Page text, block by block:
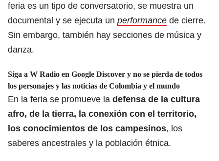
feria es un tipo de conversatorio, se muestra un
documental y se ejecuta un performance de cierre.
Sin embargo, también hay secciones de música y
danza.
Siga a W Radio en Google Discover y no se pierda de todos
los personajes y las noticias de Colombia y el mundo
En la feria se promueve la defensa de la cultura
afro, de la tierra, la conexión con el territorio,
los conocimientos de los campesinos, los
saberes ancestrales y la población étnica.